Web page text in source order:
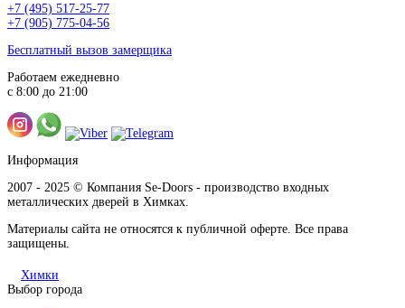
+7 (495) 517-25-77
+7 (905) 775-04-56
Бесплатный вызов замерщика
Работаем ежедневно
с 8:00 до 21:00
Информация
2007 - 2025 © Компания Se-Doors - производство входных
металлических дверей в Химках.
Материалы сайта не относятся к публичной оферте. Все права
защищены.
Химки
Выбор города